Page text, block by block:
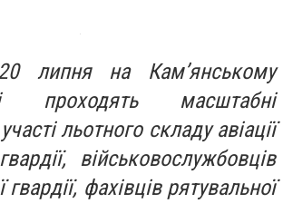
липня на Кам’янському
проходять масштабні
льотного складу авіації
військовослужбовців
гвардії, фахівців рятувальної